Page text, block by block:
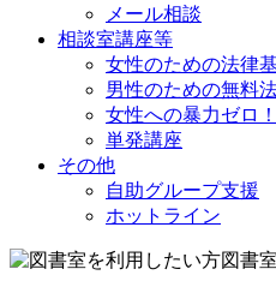
メール相談
相談室講座等
女性のための法律
男性のための無料
女性への暴力ゼロ
単発講座
その他
自助グループ支援
ホットライン
図書